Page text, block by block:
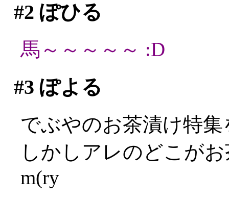
#2 ぽひる
馬～～～～～ :D
#3 ぽよる
でぶやのお茶漬け特集
しかしアレのどこが
m(ry